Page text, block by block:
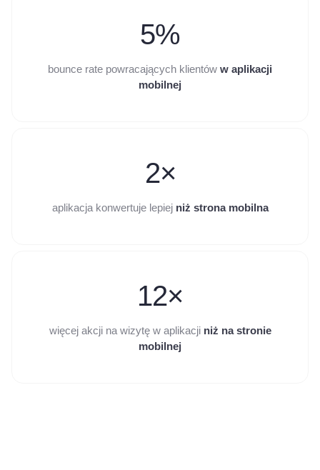
5%
bounce rate powracających klientów w aplikacji
mobilnej
2×
aplikacja konwertuje lepiej niż strona mobilna
12×
więcej akcji na wizytę w aplikacji niż na stronie
mobilnej